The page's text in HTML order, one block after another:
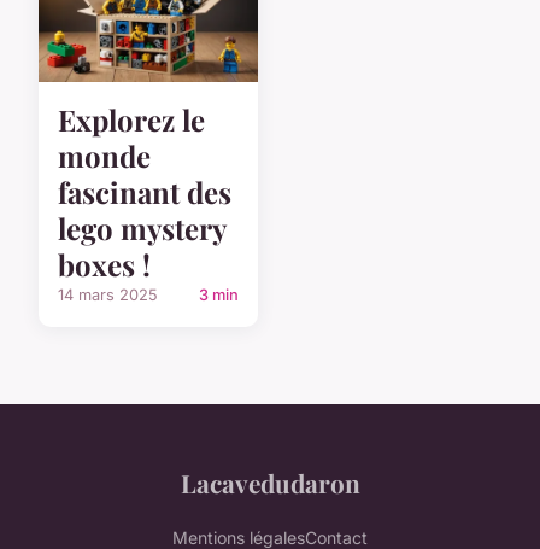
Explorez le
monde
fascinant des
lego mystery
boxes !
14 mars 2025 3 min
Lacavedudaron
Mentions légalesContact